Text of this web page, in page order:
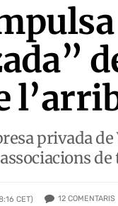
privada
CET) 12 COMENTARIS